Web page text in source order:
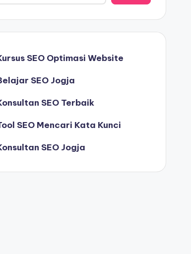
SEO Optimasi Website
SEO Jogja
SEO Terbaik
SEO Mencari Kata Kunci
SEO Jogja